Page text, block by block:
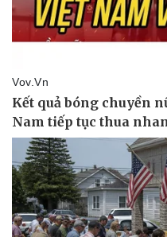
Vụ án
Tin nóng
Tư vấn luật